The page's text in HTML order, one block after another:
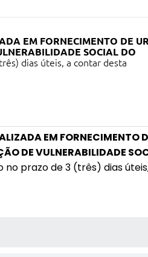
EM FORNECIMENTO DE
SOCIAL DO
dias úteis, a contar desta
EM FORNECIMENTO
DE VULNERABILIDADE
prazo de 3 (três) dias